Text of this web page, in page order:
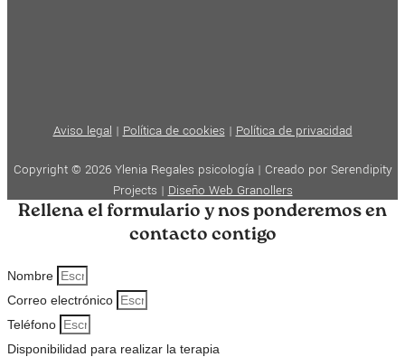
Aviso legal | Política de cookies | Política de privacidad
Copyright © 2026 Ylenia Regales psicología | Creado por Serendipity
Projects | Diseño Web Granollers
Rellena el formulario y nos ponderemos en
contacto contigo
Nombre
Correo electrónico
Teléfono
Disponibilidad para realizar la terapia